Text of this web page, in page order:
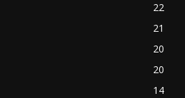
22
21
20
20
14